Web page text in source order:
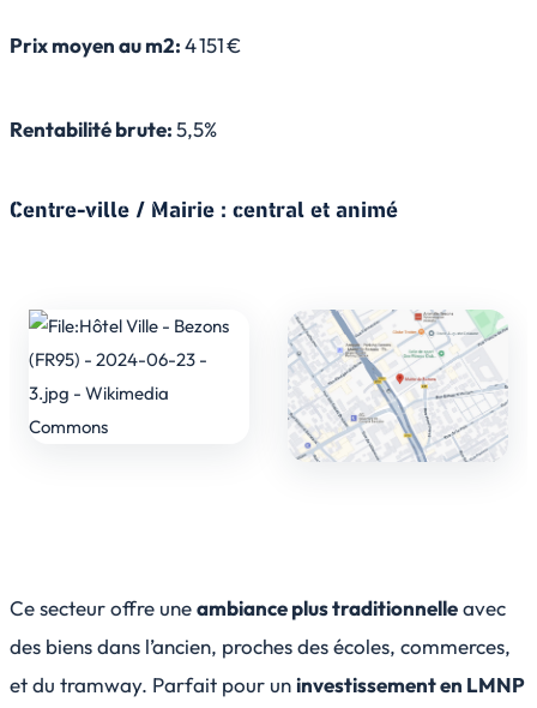
Prix moyen au m2:4 151 €
Rentabilité brute:5,5%
Centre-ville / Mairie : central et animé
Ce secteur offre uneambiance plus traditionnelleavec
des biens dans l’ancien, proches des écoles, commerces,
et du tramway. Parfait pour uninvestissement en LMNP